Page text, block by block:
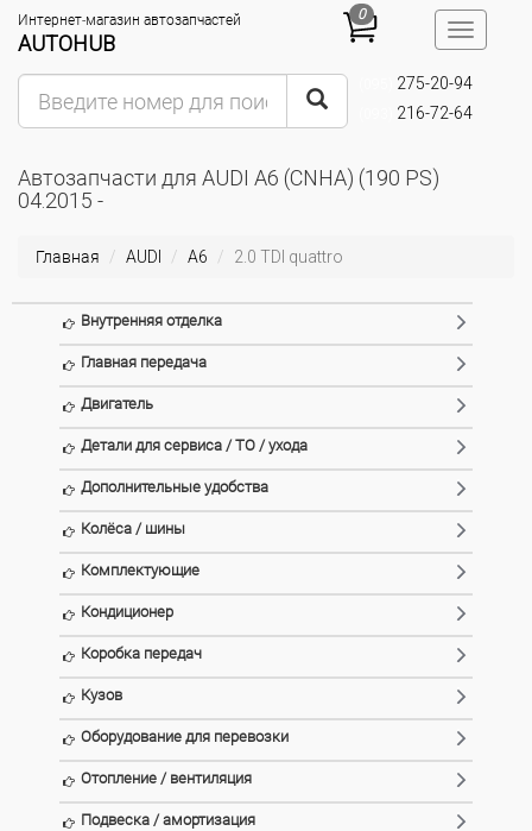
Toggle
0
Интернет-магазин автозапчастей
AUTOHUB
275-20-94
216-72-64
Автозапчасти для AUDI A6 (CNHA) (190 PS)
04.2015 -
Главная AUDI A6 2.0 TDI quattro
Внутренняя отделка
Главная передача
Двигатель
Детали для сервиса / ТО / ухода
Дополнительные удобства
Колёса / шины
Комплектующие
Кондиционер
Коробка передач
Кузов
Оборудование для перевозки
Отопление / вентиляция
Подвеска / амортизация